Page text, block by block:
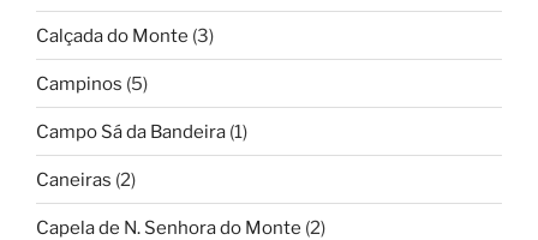
Calçada do Monte (3)
Campinos (5)
Campo Sá da Bandeira (1)
Caneiras (2)
Capela de N. Senhora do Monte (2)